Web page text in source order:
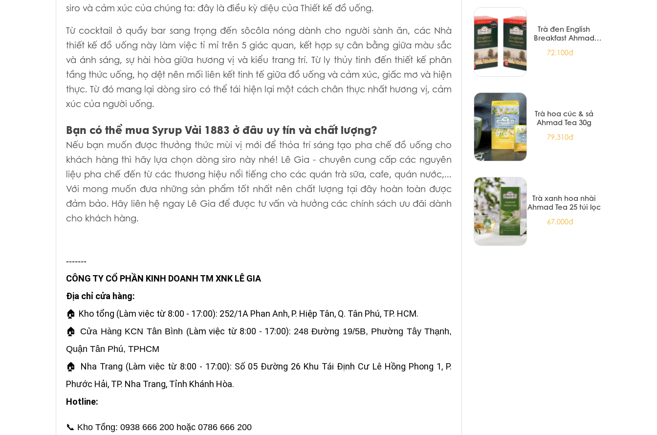
siro và cảm xúc của chúng ta: đây là điều kỳ diệu của Thiết kế đồ uống.
Từ cocktail ở quầy bar sang trọng đến sôcôla nóng dành cho người sành ăn, các Nhà
thiết kế đồ uống này làm việc tỉ mỉ trên 5 giác quan, kết hợp sự cân bằng giữa màu sắc
và ánh sáng, sự hài hòa giữa hương vị và kiểu trang trí. Từ ly thủy tinh đến thiết kế phân
tầng thức uống, họ dệt nên mối liên kết tinh tế giữa đồ uống và cảm xúc, giấc mơ và hiện
thực. Từ đó mang lại dòng siro có thể tái hiện lại một cách chân thực nhất hương vị, cảm
xúc của người uống.
Bạn có thể mua Syrup Vải 1883 ở đâu uy tín và chất lượng?
Nếu bạn muốn được thưởng thức mùi vị mới để thỏa trí sáng tạo pha chế đồ uống cho
khách hàng thì hãy lựa chọn dòng siro này nhé! Lê Gia - chuyên cung cấp các nguyên
liệu pha chế đến từ các thương hiệu nổi tiếng cho các quán trà sữa, cafe, quán nước,...
Với mong muốn đưa những sản phẩm tốt nhất nên chất lượng tại đây hoàn toàn được
đảm bảo. Hãy liên hệ ngay Lê Gia để được tư vấn và hưởng các chính sách ưu đãi dành
cho khách hàng.
-------
CÔNG TY CỔ PHẦN KINH DOANH TM XNK LÊ GIA
Địa chỉ cửa hàng:
🏠 Kho tổng (Làm việc từ 8:00 - 17:00): 252/1A Phan Anh, P. Hiệp Tân, Q. Tân Phú, TP. HCM.
🏠 Cửa Hàng KCN Tân Bình (Làm việc từ 8:00 - 17:00): 248 Đường 19/5B, Phường Tây Thạnh,
Quận Tân Phú, TPHCM
🏠 Nha Trang (Làm việc từ 8:00 - 17:00): Số 05 Đường 26 Khu Tái Định Cư Lê Hồng Phong 1, P.
Phước Hải, TP. Nha Trang, Tỉnh Khánh Hòa.
Hotline:
📞 Kho Tổng: 0938 666 200 hoặc 0786 666 200
Trà đen English
Breakfast Ahmad
72.100đ
Trà hoa cúc & sả
Ahmad Tea 30g
79.310đ
Trà xanh hoa nhài
Ahmad Tea 25 túi lọc
67.000đ